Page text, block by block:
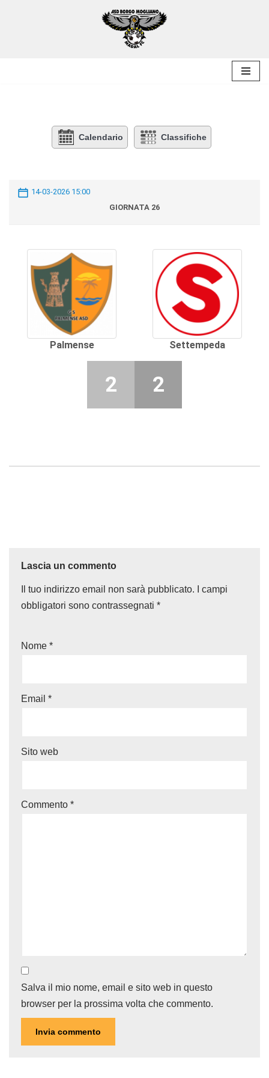
Calendario Classifiche
14-03-2026 15:00
GIORNATA 26
Palmense Settempeda
2 2
Lascia un commento
Il tuo indirizzo email non sarà pubblicato.
I campi
obbligatori sono contrassegnati *
Nome *
Email *
Sito web
Commento *
Salva il mio nome, email e sito web in questo
browser per la prossima volta che commento.